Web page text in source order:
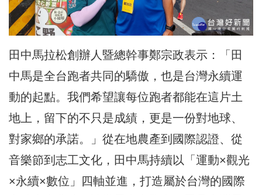
田中馬拉松創辦人暨總幹事鄭宗政表示：「田
中馬是全台跑者共同的驕傲，也是台灣永續運
動的起點。我們希望讓每位跑者都能在這片土
地上，留下的不只是成績，更是一份對地球、
對家鄉的承諾。」從在地農產到國際認證、從
音樂節到志工文化，田中馬持續以「運動×觀光
×永續×數位」四軸並進，打造屬於台灣的國際